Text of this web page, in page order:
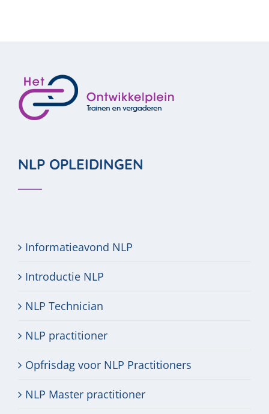
NLP OPLEIDINGEN
Informatieavond NLP
Introductie NLP
NLP Technician
NLP practitioner
Opfrisdag voor NLP Practitioners
NLP Master practitioner